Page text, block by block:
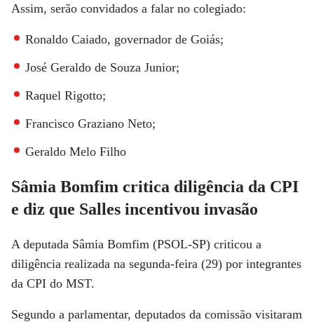
Assim, serão convidados a falar no colegiado:
Ronaldo Caiado, governador de Goiás;
José Geraldo de Souza Junior;
Raquel Rigotto;
Francisco Graziano Neto;
Geraldo Melo Filho
Sâmia Bomfim critica diligência da CPI
e diz que Salles incentivou invasão
A deputada Sâmia Bomfim (PSOL-SP) criticou a
diligência realizada na segunda-feira (29) por integrantes
da CPI do MST.
Segundo a parlamentar, deputados da comissão visitaram